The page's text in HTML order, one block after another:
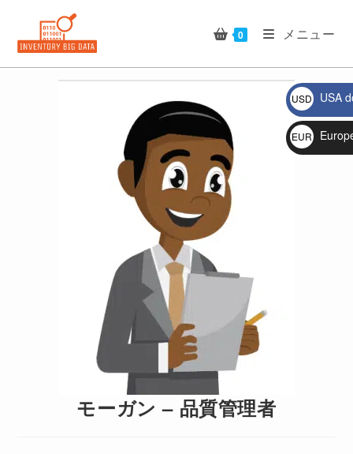
ン
0 メニュー
🔍
モーガン – 品質管理者
USD
$
USA
EUR
€